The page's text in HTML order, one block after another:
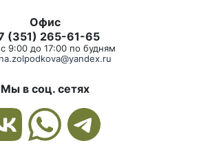
Офис
(351) 265-61-65
9:00 до 17:00 по будням
Мы в соц. сетях